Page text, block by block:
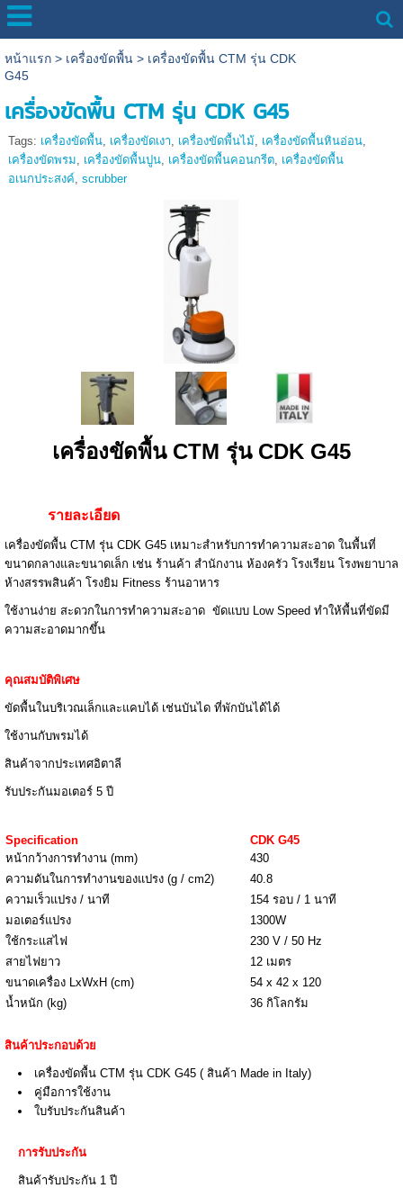
หน้าแรก> เครื่องขัดพื้น> เครื่องขัดพื้น CTM รุ่น CDK
G45
เครื่องขัดพื้น CTM รุ่น CDK G45
Tags: เครื่องขัดพื้น, เครื่องขัดเงา, เครื่องขัดพื้นไม้, เครื่องขัดพื้นหินอ่อน,
เครื่องขัดพรม, เครื่องขัดพื้นปูน, เครื่องขัดพื้นคอนกรีต, เครื่องขัดพื้น
อเนกประสงค์, scrubber
เครื่องขัดพื้น CTM รุ่น CDK G45
รายละเอียด
เครื่องขัดพื้น CTM รุ่น CDK G45 เหมาะสำหรับการทำความสะอาด ในพื้นที่
ขนาดกลางและขนาดเล็ก เช่น ร้านค้า สำนักงาน ห้องครัว โรงเรียน โรงพยาบาล
ห้างสรรพสินค้า โรงยิม Fitness ร้านอาหาร
ใช้งานง่าย สะดวกในการทำความสะอาด ขัดแบบ Low Speed ทำให้พื้นที่ขัดมี
ความสะอาดมากขึ้น
คุณสมบัติพิเศษ
ขัดพื้นในบริเวณเล็กและแคบได้ เช่นบันได ที่พักบันได้ได้
ใช้งานกับพรมได้
สินค้าจากประเทศอิตาลี
รับประกันมอเตอร์ 5 ปี
Specification
CDK G45
หน้ากว้างการทำงาน (mm)
430
ความดันในการทำงานของแปรง (g / cm2)
40.8
ความเร็วแปรง / นาที
154 รอบ / 1 นาที
มอเตอร์แปรง
1300W
ใช้กระแสไฟ
230 V / 50 Hz
สายไฟยาว
12 เมตร
ขนาดเครื่อง LxWxH (cm)
54 x 42 x 120
น้ำหนัก (kg)
36 กิโลกรัม
สินค้าประกอบด้วย
เครื่องขัดพื้น CTM รุ่น CDK G45 ( สินค้า Made in Italy)
คู่มือการใช้งาน
ใบรับประกันสินค้า
การรับประกัน
สินค้ารับประกัน 1 ปี